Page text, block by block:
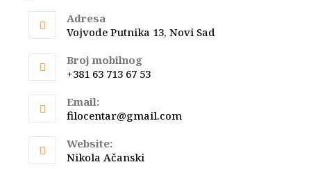
Adresa
Vojvode Putnika 13, Novi Sad
Broj mobilnog
+381 63 713 67 53
Email:
filocentar@gmail.com
Website:
Nikola Ačanski